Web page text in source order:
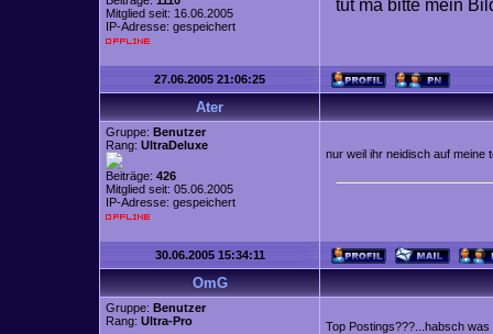
Mitglied seit: 16.06.2005
IP-Adresse: gespeichert
tut ma bitte mein
27.06.2005 21:06:25
Ater
Gruppe: Benutzer
Rang: UltraDeluxe
Beiträge: 426
Mitglied seit: 05.06.2005
IP-Adresse: gespeichert
nur weil ihr neidisch auf
30.06.2005 15:34:11
OmG
Gruppe: Benutzer
Rang: Ultra-Pro Top Postings???...habsch